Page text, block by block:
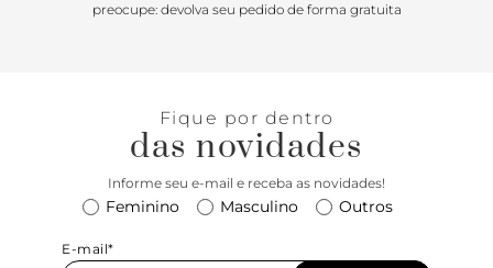
preocupe: devolva seu pedido de forma gratuita
Fique por dentro
das novidades
Informe seu e-mail e receba as novidades!
Feminino Masculino Outros
E-mail*